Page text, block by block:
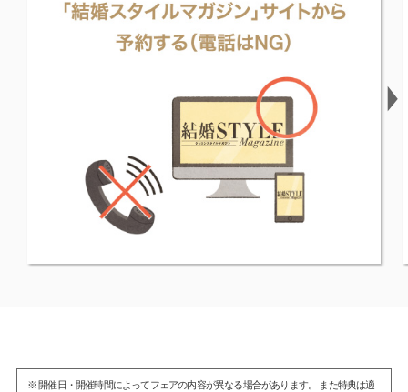
※ 開催日・開催時間によってフェアの内容が異なる場合があります。 また特典は適